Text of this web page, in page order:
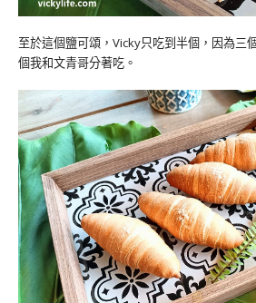
至於這個鹽可頌，Vicky只吃到半個，因為三
個我和文青哥分著吃。